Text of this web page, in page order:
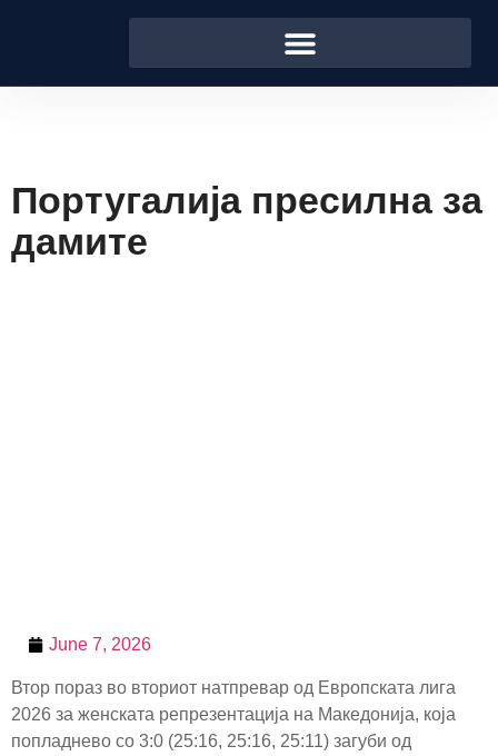
Португалија пресилна за
дамите
June 7, 2026
Втор пораз во вториот натпревар од Европската лига
2026 за женската репрезентација на Македонија, која
попладнево со 3:0 (25:16, 25:16, 25:11) загуби од